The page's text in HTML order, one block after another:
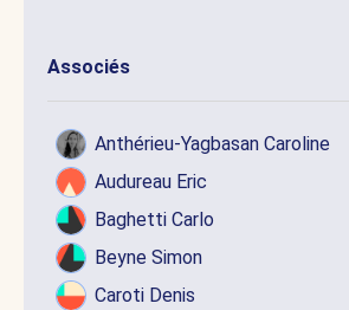
Associés
Anthérieu-Yagbasan Caroline
Audureau Eric
Baghetti Carlo
Beyne Simon
Caroti Denis